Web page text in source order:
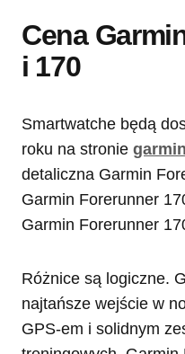
Cena
i 170
Smartwatche będą
roku na stronie
detaliczna Garmin
Garmin Forerunner
Garmin Forerunner
Różnice są logiczne.
najtańsze wejście w
GPS-em i solidnym